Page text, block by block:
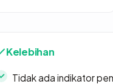
Kelebihan
Tidak ada indikator